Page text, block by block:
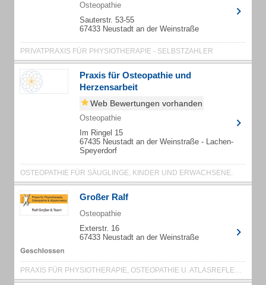
Osteopathie
Sauterstr. 53-55
67433 Neustadt an der Weinstraße
PRIVATPRAXIS FÜR PHYSIOTHERAPIE - SELBSTZAHLER
Praxis für Osteopathie und
Herzensarbeit
Web Bewertungen vorhanden
Osteopathie
Im Ringel 15
67435 Neustadt an der Weinstraße - Lachen-
Speyerdorf
OSTEOPATHIE FÜR SÄUGLINGE, KINDER UND ERWACHSENE.
Großer Ralf
Osteopathie
Exterstr. 16
67433 Neustadt an der Weinstraße
PRAXIS FÜR PHYSIOTHERAPIE, OSTEOPATHIE U. ATLASREFLEXTHERAPIE